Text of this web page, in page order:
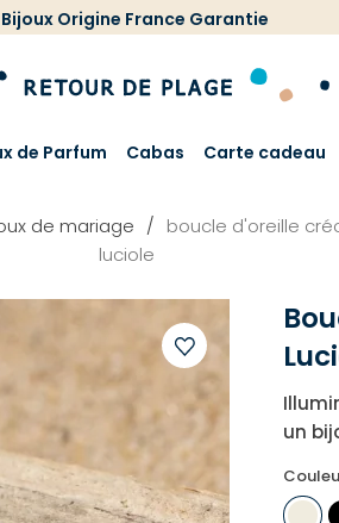
Bijoux Origine France Garantie
de Parfum Cabas Carte cadeau
de mariage
boucle d'oreille
luciole
Ajouter
votre
liste
d'envies
un